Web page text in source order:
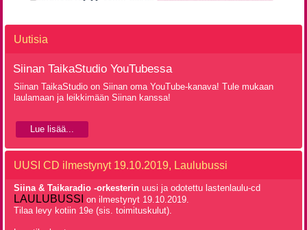
Uutisia
Siinan TaikaStudio YouTubessa
Siinan TaikaStudio on Siinan oma YouTube-kanava! Tule mukaan
laulamaan ja leikkimään Siinan kanssa!
Lue lisää...
UUSI CD ilmestynyt 19.10.2019, Laulubussi
Siina & Taikaradio -orkesterinuusi ja odotettu lastenlaulu-cd
LAULUBUSSI on ilmestynyt 19.10.2019.
Tilaa levy kotiin 19e (sis. toimituskulut).